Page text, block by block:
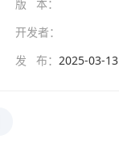
版 本：
开发者：
发 布： 2025-03-13